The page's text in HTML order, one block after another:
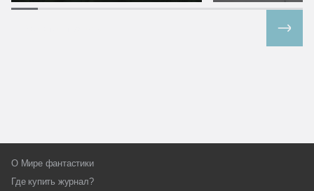
О Мире фантастики
Где купить журнал?